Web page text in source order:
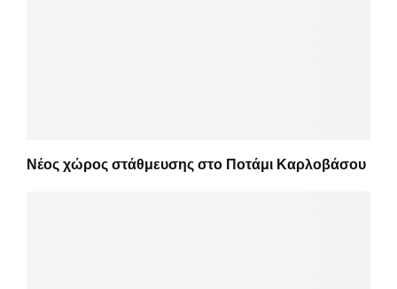
Νέος χώρος στάθμευσης στο Ποτάμι Καρλοβάσου